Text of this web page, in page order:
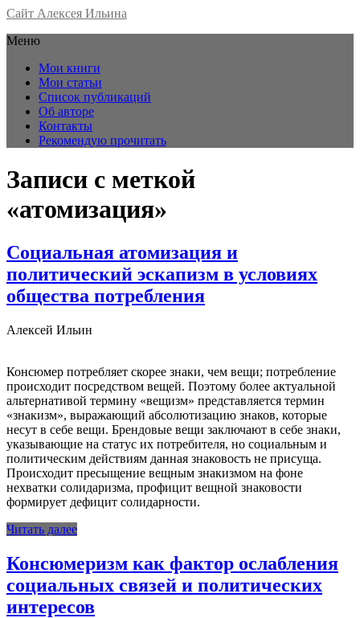
Сайт Алексея Ильина
Меню
Мои книги
Мои статьи
Список публикаций
Об авторе
Контакты
Рекомендую прочитать
Записи с меткой
«атомизация»
Социальная атомизация и
политический эскапизм в условиях
общества потребления
Алексей Ильин
Консюмер потребляет скорее знаки, чем вещи; потребление
происходит посредством вещей. Поэтому более актуальной
альтернативой термину «вещизм» представляется термин
«знакизм», выражающий абсолютизацию знаков, которые
несут в себе вещи. Брендовые вещи заключают в себе знаки,
указывающие на статус их потребителя, но социальным и
политическим действиям данная знаковость не присуща.
Происходит пресыщение вещным знакизмом на фоне
нехватки солидаризма, профицит вещной знаковости
формирует дефицит солидарности.
Читать далее
Консюмеризм как фактор ослабления
социальных связей и политических
интересов